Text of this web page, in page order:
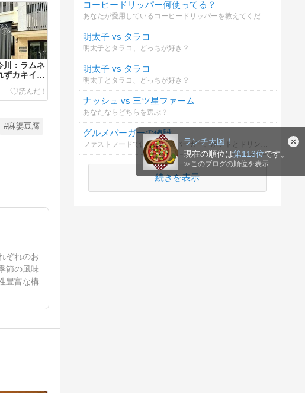
ランチ天国！
現在の順位は第113位です。
≫ このブログの順位を表示
川：ラムネ
ずカキイチ
#麻婆豆腐
ぞれのお
節の風味
豊富な構
コーヒードリッパー何使ってる？
明太子 vs タラコ
明太子とタラコ、どっちが好き？
明太子 vs タラコ
明太子とタラコ、どっちが好き？
ナッシュ vs 三ツ星ファーム
あなたならどちらを選ぶ？
グルメバーガーの値段
ファストフードではないハンバーガー、ポテトとドリンクのセットに出せる金額はいくらまで？
続きを表示